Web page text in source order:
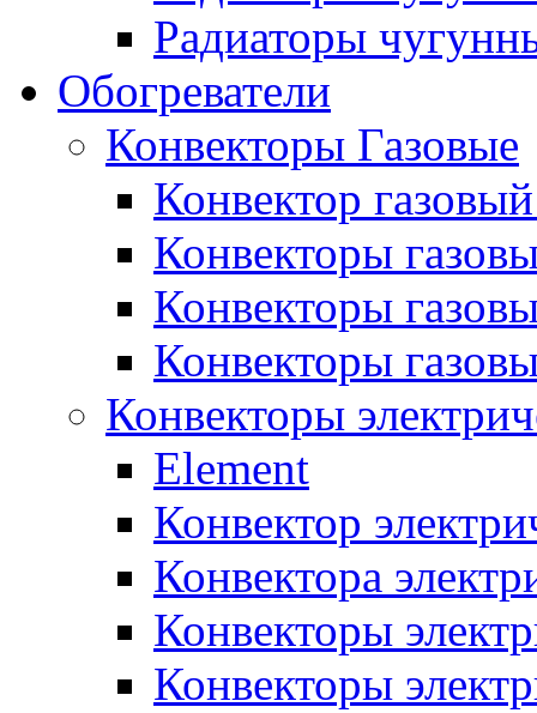
Радиаторы
Обогреватели
Конвекторы Газовые
Конвектор
Конвекторы
Конвекторы
Конвекторы
Конвекторы
Element
Конвектор
Конвектора
Конвекторы
Конвекторы